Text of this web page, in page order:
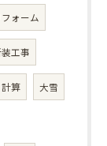
ォーム
工事
計算 大雪